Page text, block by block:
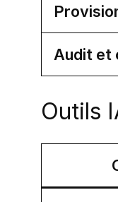
Audit et
Outils